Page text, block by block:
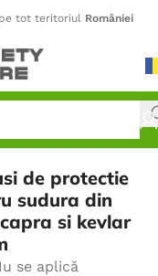
pe tot teritoriul României
de protectie
sudura din
si kevlar
se aplică